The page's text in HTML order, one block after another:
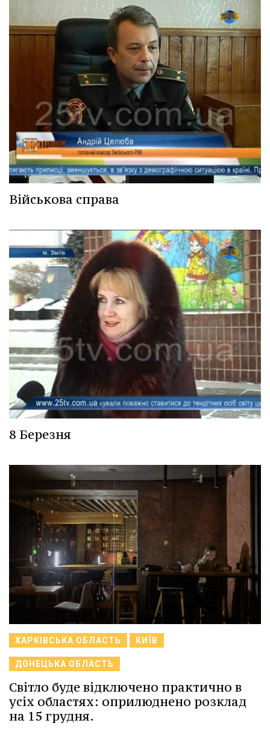
Військова справа
8 Березня
ХАРКІВСЬКА ОБЛАСТЬ КИЇВ
ДОНЕЦЬКА ОБЛАСТЬ
Світло буде відключено практично в
усіх областях: оприлюднено розклад
на 15 грудня.